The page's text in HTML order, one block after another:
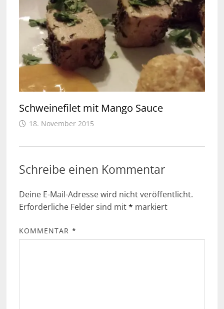
Schweinefilet mit Mango Sauce
18. November 2015
Schreibe einen Kommentar
Deine E-Mail-Adresse wird nicht veröffentlicht.
Erforderliche Felder sind mit* markiert
KOMMENTAR *